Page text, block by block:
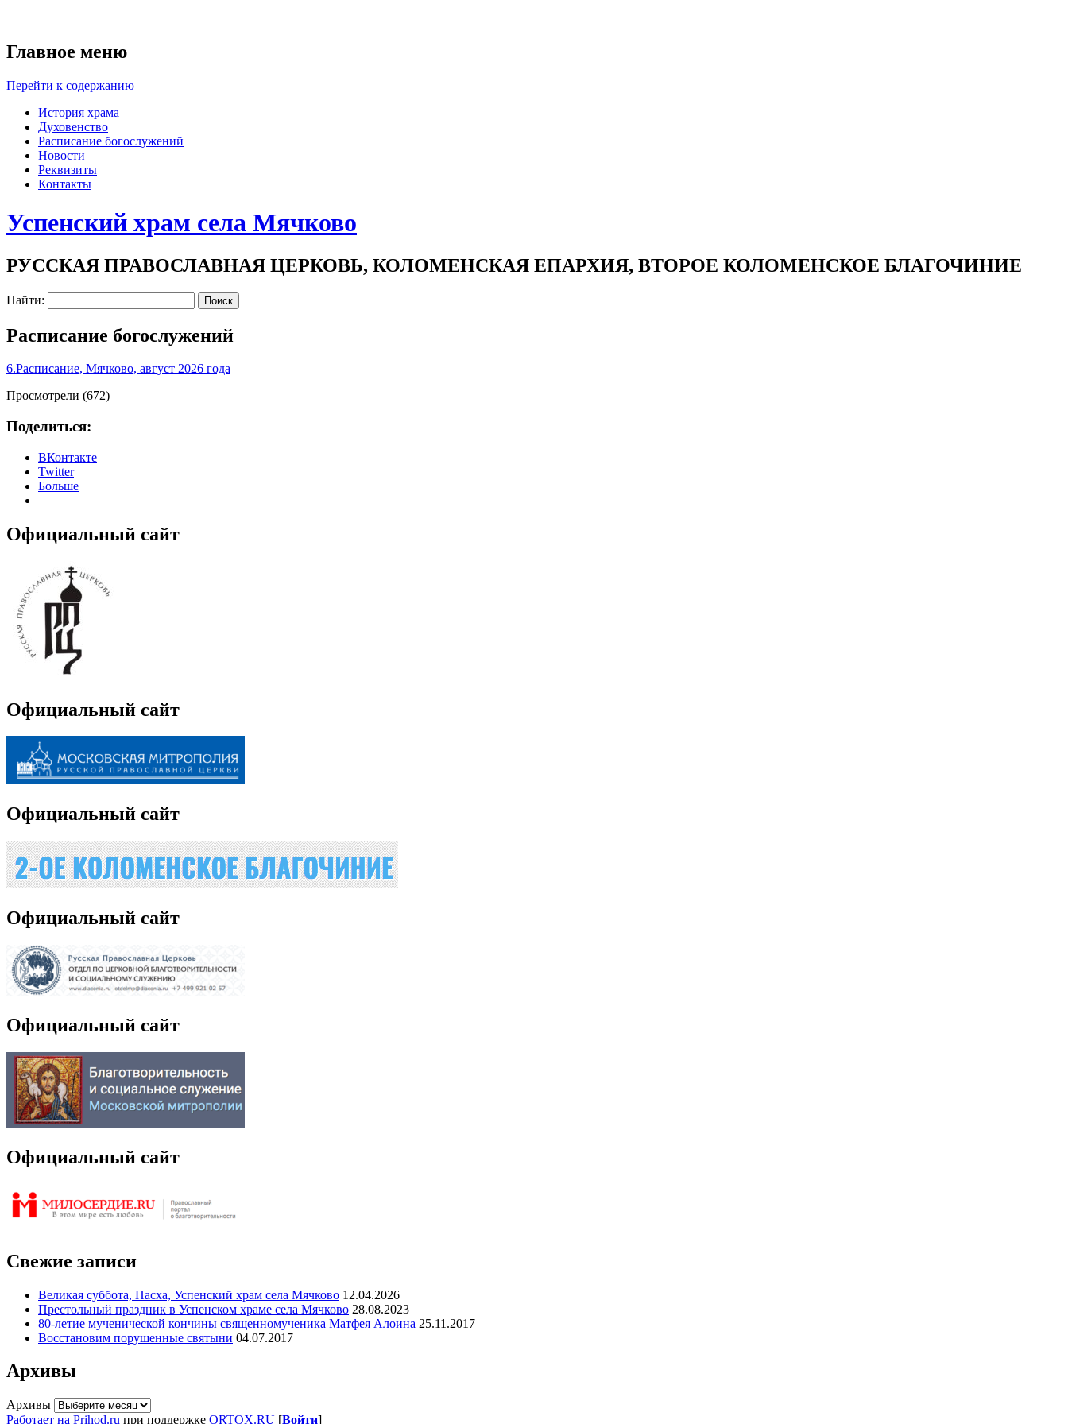
Главное меню
Перейти к содержанию
История храма
Духовенство
Расписание богослужений
Новости
Реквизиты
Контакты
Успенский храм села Мячково
РУССКАЯ ПРАВОСЛАВНАЯ ЦЕРКОВЬ, КОЛОМЕНСКАЯ ЕПАРХИЯ, ВТОРОЕ КОЛОМЕНСКОЕ БЛАГОЧИНИЕ
Найти:
Расписание богослужений
6.Расписание, Мячково, август 2026 года
Просмотрели (672)
Поделиться:
ВКонтакте
Twitter
Больше
Официальный сайт
Официальный сайт
Официальный сайт
Официальный сайт
Официальный сайт
Официальный сайт
Свежие записи
Великая суббота, Пасха, Успенский храм села Мячково 12.04.2026
Престольный праздник в Успенском храме села Мячково 28.08.2023
80-летие мученической кончины священномученика Матфея Алоина 25.11.2017
Восстановим порушенные святыни 04.07.2017
Архивы
Архивы
Работает на Prihod.ru при поддержке ORTOX.RU [Войти]